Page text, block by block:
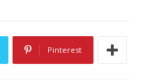
Pinterest